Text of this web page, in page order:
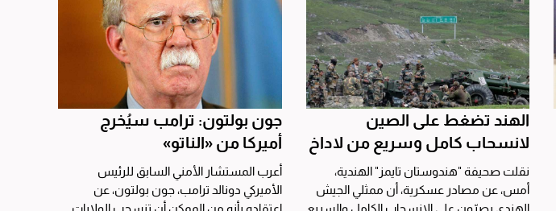
الهند تضغط على الصين
لانسحاب كامل وسريع من لاداخ
نقلت صحيفة "هندوستان تايمز" الهندية،
أمس، عن مصادر عسكرية، أن ممثلي الجيش
الهندي يصرّون على الانسحاب الكامل والسريع
جون بولتون: ترامب سيُخرج
أميركا من «الناتو»
أعرب المستشار الأمني السابق للرئيس
الأميركي دونالد ترامب، جون بولتون، عن
اعتقاده بأنه من الممكن أن تنسحب الولايات